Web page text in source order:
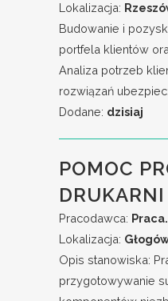
Lokalizacja:
Budowanie i
portfela klientów
Analiza potrzeb
rozwiązań
Dodane: dzisiaj
POMOC
DRUKARNI
Pracodawca:
Lokalizacja:
Opis stanowiska:
przygotowywanie